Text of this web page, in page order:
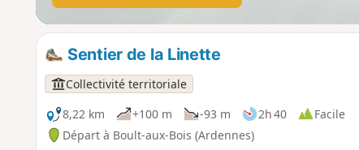
Sentier de la Linette
Collectivité territoriale
8,22 km
+100 m -93 m 2h 40
Facile
Départ à Boult-aux-Bois (Ardennes)